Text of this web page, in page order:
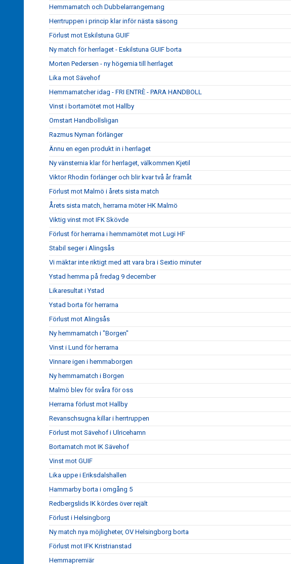
Hemmamatch och Dubbelarrangemang
Herrtruppen i princip klar inför nästa säsong
Förlust mot Eskilstuna GUIF
Ny match för herrlaget - Eskilstuna GUIF borta
Morten Pedersen - ny högernia till herrlaget
Lika mot Sävehof
Hemmamatcher idag - FRI ENTRÈ - PARA HANDBOLL
Vinst i bortamötet mot Hallby
Omstart Handbollsligan
Razmus Nyman förlänger
Ännu en egen produkt in i herrlaget
Ny vänsternia klar för herrlaget, välkommen Kjetil
Viktor Rhodin förlänger och blir kvar två år framåt
Förlust mot Malmö i årets sista match
Årets sista match, herrarna möter HK Malmö
Viktig vinst mot IFK Skövde
Förlust för herrarna i hemmamötet mot Lugi HF
Stabil seger i Alingsås
Vi mäktar inte riktigt med att vara bra i Sextio minuter
Ystad hemma på fredag 9 december
Likaresultat i Ystad
Ystad borta för herrarna
Förlust mot Alingsås
Ny hemmamatch i "Borgen"
Vinst i Lund för herrarna
Vinnare igen i hemmaborgen
Ny hemmamatch i Borgen
Malmö blev för svåra för oss
Herrarna förlust mot Hallby
Revanschsugna killar i herrtruppen
Förlust mot Sävehof i Ulricehamn
Bortamatch mot IK Sävehof
Vinst mot GUIF
Lika uppe i Eriksdalshallen
Hammarby borta i omgång 5
Redbergslids IK kördes över rejält
Förlust i Helsingborg
Ny match nya möjligheter, OV Helsingborg borta
Förlust mot IFK Kristrianstad
Hemmapremiär